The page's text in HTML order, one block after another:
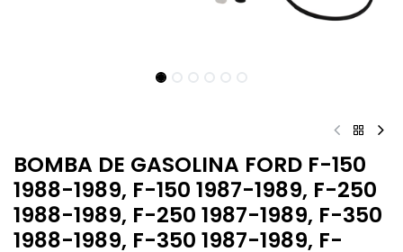
BOMBA DE GASOLINA FORD F-150
1988-1989, F-150 1987-1989, F-250
1988-1989, F-250 1987-1989, F-350
1988-1989, F-350 1987-1989, F-